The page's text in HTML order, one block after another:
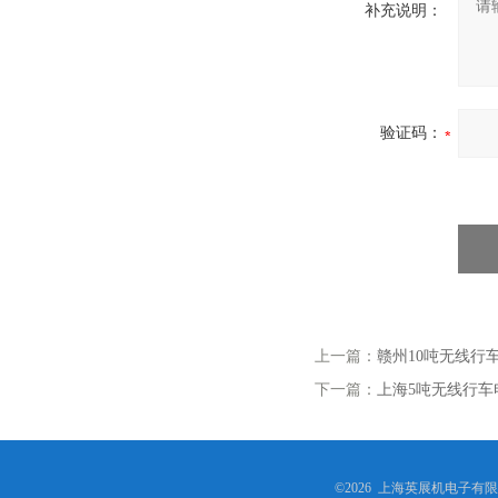
补充说明：
验证码：
上一篇： 赣州10吨无线行
下一篇： 上海5吨无线行
©2026 上海英展机电子有